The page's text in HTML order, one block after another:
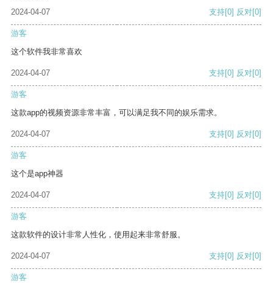
2024-04-07
支持[0] 反对[0]
游客
这个软件我非常喜欢
2024-04-07 支持[0] 反对[0]
游客
这款app的视频资源非常丰富，可以满足我不同的娱乐需求。
2024-04-07 支持[0] 反对[0]
游客
这个是app神器
2024-04-07 支持[0] 反对[0]
游客
这款软件的设计非常人性化，使用起来非常舒服。
2024-04-07 支持[0] 反对[0]
游客